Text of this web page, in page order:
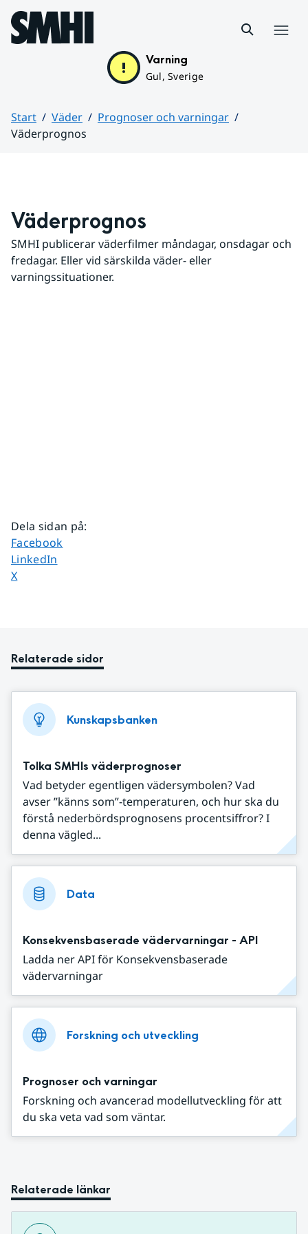
Hoppa till sidans innehåll
Varning
Gul, Sverige
Start Väder
Prognoser och varningar
Väderprognos
Väderprognos
SMHI publicerar väderfilmer måndagar, onsdagar och
fredagar. Eller vid särskilda väder- eller
varningssituationer.
Dela sidan på:
Dela sidan på
Facebook
Dela sidan på
LinkedIn
Dela sidan på
X
Relaterade sidor
Kunskapsbanken
Tolka SMHIs väderprognoser
Vad betyder egentligen vädersymbolen? Vad
avser ”känns som”-temperaturen, och hur ska du
förstå nederbördsprognosens procentsiffror? I
denna vägled...
Data
Konsekvensbaserade vädervarningar - API
Ladda ner API för Konsekvensbaserade
vädervarningar
Forskning och utveckling
Prognoser och varningar
Forskning och avancerad modellutveckling för att
du ska veta vad som väntar.
Relaterade länkar